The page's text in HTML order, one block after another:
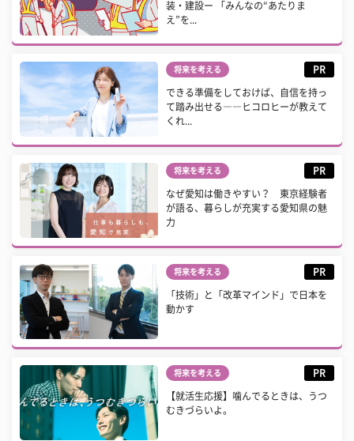
装・建設ー 「みんなの“あたりま
え”を...
将来を考える PR
できる準備をしておけば、自信を持っ
て踏み出せる――ヒコロヒーが教えて
くれ...
将来を考える PR
なぜ愛知は働きやすい？ 東京経験者
が語る、暮らしが充実する愛知県の魅
力
将来を考える PR
「技術」と「改革マインド」で日本を
動かす
将来を考える PR
【就活生応援】噛んでるときは、うつ
むきづらいよ。